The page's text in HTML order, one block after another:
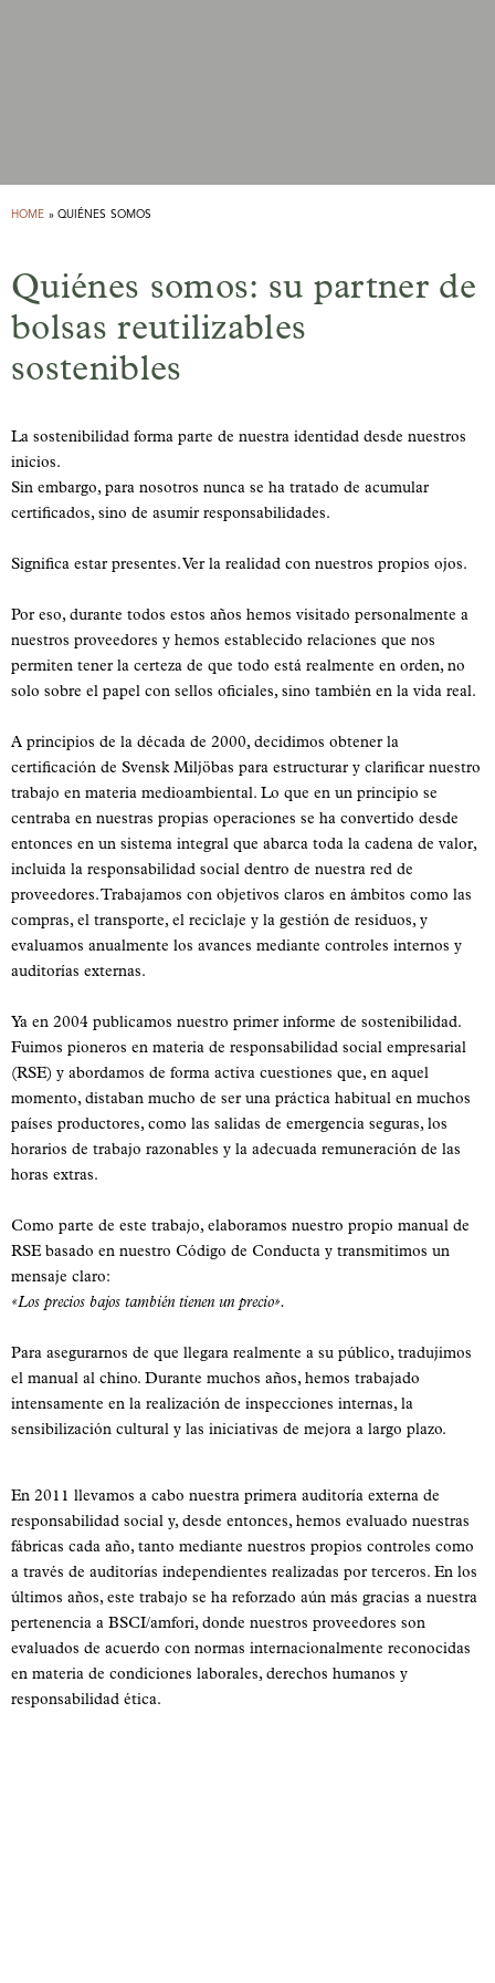
HOME » QUIÉNES SOMOS
Quiénes somos: su partner de
bolsas reutilizables
sostenibles
La sostenibilidad forma parte de nuestra identidad desde nuestros
inicios.
Sin embargo, para nosotros nunca se ha tratado de acumular
certificados, sino de asumir responsabilidades.
Significa estar presentes. Ver la realidad con nuestros propios ojos.
Por eso, durante todos estos años hemos visitado personalmente a
nuestros proveedores y hemos establecido relaciones que nos
permiten tener la certeza de que todo está realmente en orden, no
solo sobre el papel con sellos oficiales, sino también en la vida real.
A principios de la década de 2000, decidimos obtener la
certificación de Svensk Miljöbas para estructurar y clarificar nuestro
trabajo en materia medioambiental. Lo que en un principio se
centraba en nuestras propias operaciones se ha convertido desde
entonces en un sistema integral que abarca toda la cadena de valor,
incluida la responsabilidad social dentro de nuestra red de
proveedores. Trabajamos con objetivos claros en ámbitos como las
compras, el transporte, el reciclaje y la gestión de residuos, y
evaluamos anualmente los avances mediante controles internos y
auditorías externas.
Ya en 2004 publicamos nuestro primer informe de sostenibilidad.
Fuimos pioneros en materia de responsabilidad social empresarial
(RSE) y abordamos de forma activa cuestiones que, en aquel
momento, distaban mucho de ser una práctica habitual en muchos
países productores, como las salidas de emergencia seguras, los
horarios de trabajo razonables y la adecuada remuneración de las
horas extras.
Como parte de este trabajo, elaboramos nuestro propio manual de
RSE basado en nuestro Código de Conducta y transmitimos un
mensaje claro:
«Los precios bajos también tienen un precio».
Para asegurarnos de que llegara realmente a su público, tradujimos
el manual al chino. Durante muchos años, hemos trabajado
intensamente en la realización de inspecciones internas, la
sensibilización cultural y las iniciativas de mejora a largo plazo.
En 2011 llevamos a cabo nuestra primera auditoría externa de
responsabilidad social y, desde entonces, hemos evaluado nuestras
fábricas cada año, tanto mediante nuestros propios controles como
a través de auditorías independientes realizadas por terceros. En los
últimos años, este trabajo se ha reforzado aún más gracias a nuestra
pertenencia a BSCI/amfori, donde nuestros proveedores son
evaluados de acuerdo con normas internacionalmente reconocidas
en materia de condiciones laborales, derechos humanos y
responsabilidad ética.